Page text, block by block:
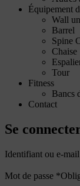
Équipement
Wall
Barrel
Spine
Chaise
Tour
Fitness
Bancs
Contact
Se
Identifiant ou e-mail
Mot de passe *